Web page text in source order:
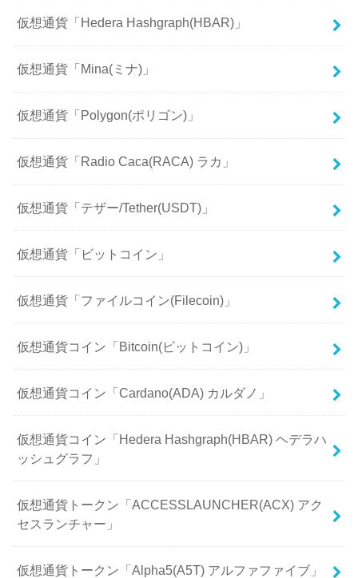
仮想通貨「Hedera Hashgraph(HBAR)」
仮想通貨「Mina(ミナ)」
仮想通貨「Polygon(ポリゴン)」
仮想通貨「Radio Caca(RACA) ラカ」
仮想通貨「テザー/Tether(USDT)」
仮想通貨「ビットコイン」
仮想通貨「ファイルコイン(Filecoin)」
仮想通貨コイン「Bitcoin(ビットコイン)」
仮想通貨コイン「Cardano(ADA) カルダノ」
仮想通貨コイン「Hedera Hashgraph(HBAR) ヘデラハ
ッシュグラフ」
仮想通貨トークン「ACCESSLAUNCHER(ACX) アク
セスランチャー」
仮想通貨トークン「Alpha5(A5T) アルファファイブ」